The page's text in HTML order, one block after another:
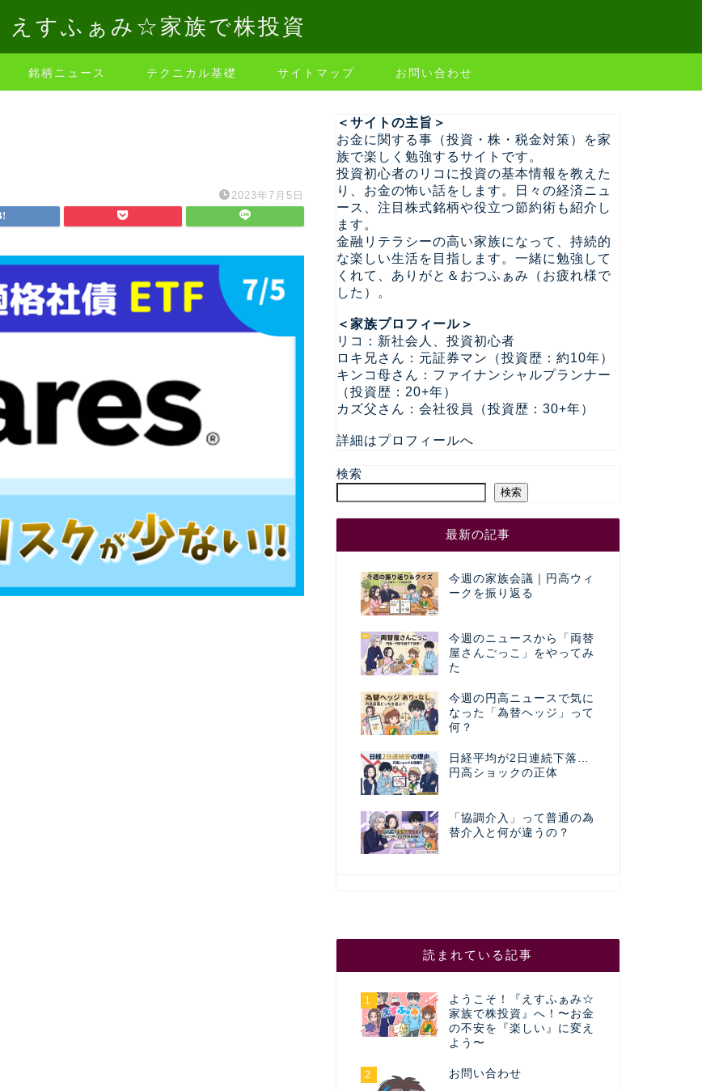
えすふぁみ☆家族で株投資
銘柄ニュース テクニカル基礎 サイトマップ お問い合わせ
2023年7月5日
＜サイトの主旨＞
お金に関する事（投資・株・税金対策）を家
族で楽しく勉強するサイトです。
投資初心者のリコに投資の基本情報を教えた
り、お金の怖い話をします。日々の経済ニュ
ース、注目株式銘柄や役立つ節約術も紹介し
ます。
金融リテラシーの高い家族になって、持続的
な楽しい生活を目指します。一緒に勉強して
くれて、ありがと＆おつふぁみ（お疲れ様で
した）。
＜家族プロフィール＞
リコ：新社会人、投資初心者
ロキ兄さん：元証券マン（投資歴：約10年）
キンコ母さん：ファイナンシャルプランナー
（投資歴：20+年）
カズ父さん：会社役員（投資歴：30+年）
詳細はプロフィールへ
検索
検索
最新の記事
今週の家族会議｜円高ウィ
ークを振り返る
今週のニュースから「両替
屋さんごっこ」をやってみ
た
今週の円高ニュースで気に
なった「為替ヘッジ」って
何？
日経平均が2日連続下落…
円高ショックの正体
「協調介入」って普通の為
替介入と何が違うの？
読まれている記事
1
ようこそ！『えすふぁみ☆
家族で株投資』へ！〜お金
の不安を『楽しい』に変え
よう〜
2 お問い合わせ